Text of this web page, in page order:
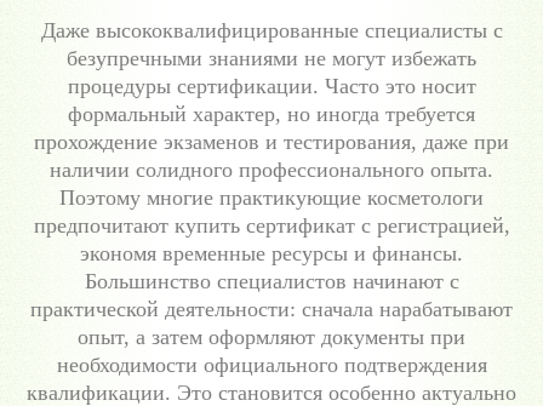
Даже высококвалифицированные специалисты с
безупречными знаниями не могут избежать
процедуры сертификации. Часто это носит
формальный характер, но иногда требуется
прохождение экзаменов и тестирования, даже при
наличии солидного профессионального опыта.
Поэтому многие практикующие косметологи
предпочитают купить сертификат с регистрацией,
экономя временные ресурсы и финансы.
Большинство специалистов начинают с
практической деятельности: сначала нарабатывают
опыт, а затем оформляют документы при
необходимости официального подтверждения
квалификации. Это становится особенно актуально